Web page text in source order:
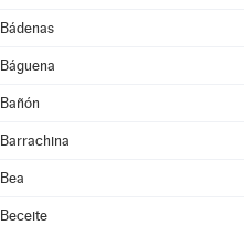
Bádenas
Báguena
Bañón
Barrachina
Bea
Beceite